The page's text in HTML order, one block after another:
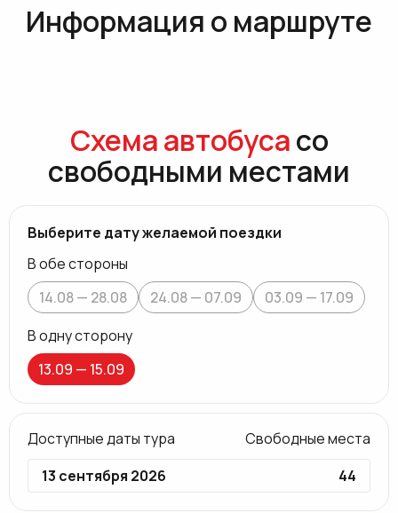
Информация о маршруте
Схема автобусасо
свободными местами
Выберите дату желаемой поездки
В обе стороны
14.08 — 28.08
24.08 — 07.09
03.09 — 17.09
В одну сторону
13.09 — 15.09
Доступные даты тура
Свободные места
13 сентября 2026
44